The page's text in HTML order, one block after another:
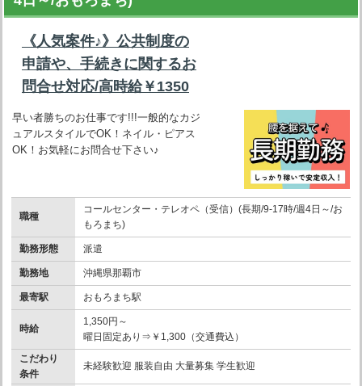
《人気案件♪》公共制度の
申請や、手続きに関するお
問合せ対応/高時給￥1350
早い者勝ちのお仕事です!!!一般的なカジ
ュアルスタイルでOK！ネイル・ピアス
OK！お気軽にお問合せ下さい♪
職種
コールセンター・テレオペ（受信）(長期/9-17時/週4日～/お
もろまち)
勤務形態 派遣
勤務地 沖縄県那覇市
最寄駅 おもろまち駅
時給
1,350円～
曜日固定あり⇒￥1,300（交通費込）
こだわり
条件
未経験歓迎 服装自由 大量募集 学生歓迎